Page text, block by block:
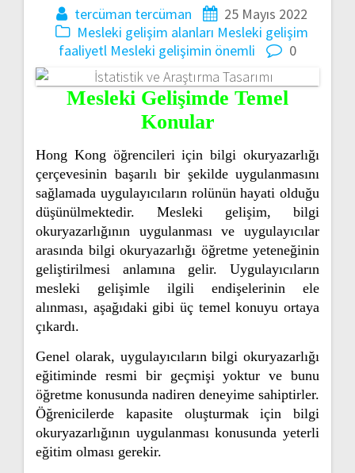
tercüman tercüman
25 Mayıs 2022
Mesleki gelişim alanları Mesleki gelişim
faaliyetl Mesleki gelişimin önemli 0
Mesleki Gelişimde Temel
Konular
Hong Kong öğrencileri için bilgi okuryazarlığı
çerçevesinin başarılı bir şekilde uygulanmasını
sağlamada uygulayıcıların rolünün hayati olduğu
düşünülmektedir. Mesleki gelişim, bilgi
okuryazarlığının uygulanması ve uygulayıcılar
arasında bilgi okuryazarlığı öğretme yeteneğinin
geliştirilmesi anlamına gelir. Uygulayıcıların
mesleki gelişimle ilgili endişelerinin ele
alınması, aşağıdaki gibi üç temel konuyu ortaya
çıkardı.
Genel olarak, uygulayıcıların bilgi okuryazarlığı
eğitiminde resmi bir geçmişi yoktur ve bunu
öğretme konusunda nadiren deneyime sahiptirler.
Öğrenicilerde kapasite oluşturmak için bilgi
okuryazarlığının uygulanması konusunda yeterli
eğitim olması gerekir.